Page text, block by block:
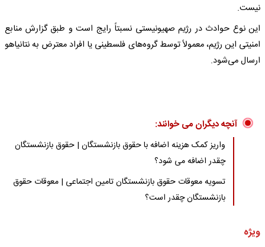
نیست.
این نوع حوادث در رژیم صهیونیستی نسبتاً رایج است و طبق گزارش منابع
امنیتی این رژیم، معمولاً توسط گروه‌های فلسطینی یا افراد معترض به نتانیاهو
ارسال می‌شود.
آنچه دیگران می خوانند:
واریز کمک هزینه اضافه با حقوق بازنشستگان | حقوق بازنشستگان
چقدر اضافه می شود؟
تسویه معوقات حقوق بازنشستگان تامین اجتماعی | معوقات حقوق
بازنشستگان چقدر است؟
ویژه